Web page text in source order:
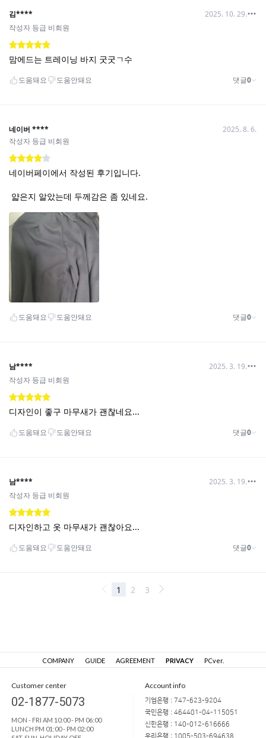
COMPANY GUIDE AGREEMENT PRIVACY PCver.
Customer center
02-1877-5073
MON - FRI AM 10:00 - PM 06:00
LUNCH PM 01:00 - PM 02:00
Account info
기업은행 : 747-623-9204
국민은행 : 464401-04-115051
신한은행 : 140-012-616666
우리은행 : 1005-503-694638